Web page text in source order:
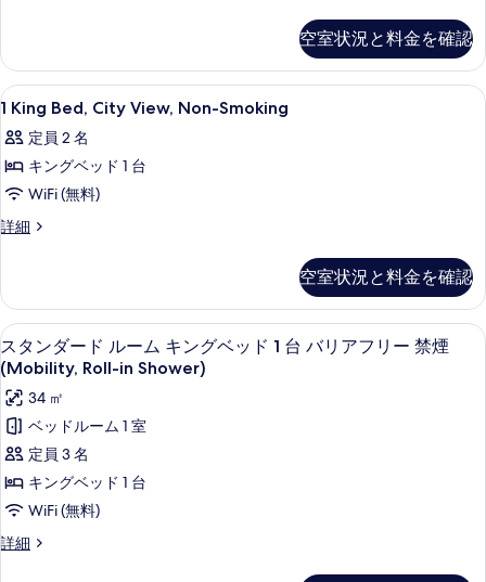
真
を
表
示
す
Standard
Room,
Non-
Smoking
の
す
べ
写
真
を
表
示
す
る
Accessible
Room,
Roll-
Shower,
Standard
Non-
Smoking
の
空室状況と料金を確認
1
King
Bed,
City
View,
Non-
す
べ
て
の
写
真
を
表
示
す
羽毛の掛け布団、ピロートップベッ
7
1 King Bed, City View, Non-Smoking
定員 2 名
キングベッド 1 台
WiFi (無料)
詳細
1
View,
Non-
Smoking
の
詳
細
空室状況と料金を確認
ス
タ
ン
ダ
ー
ド
ル
ー
スタンダード ルーム キングベッド
5
スタンダード ルーム キングベッド 1 台 バリアフリー 禁煙
(Mobility, Roll-in Shower)
34 ㎡
ベッドルーム 1 室
定員 3 名
キングベッド 1 台
WiFi (無料)
詳細
ス